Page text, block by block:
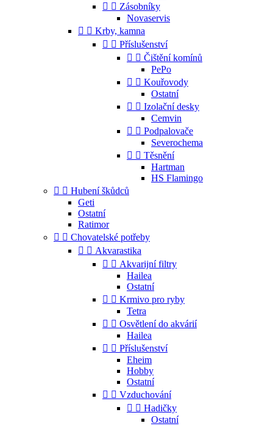
  Zásobníky
Novaservis
  Krby, kamna
  Příslušenství
  Čištění komínů
PePo
  Kouřovody
Ostatní
  Izolační desky
Cemvin
  Podpalovače
Severochema
  Těsnění
Hartman
HS Flamingo
  Hubení škůdců
Geti
Ostatní
Ratimor
  Chovatelské potřeby
  Akvarastika
  Akvarijní filtry
Hailea
Ostatní
  Krmivo pro ryby
Tetra
  Osvětlení do akvárií
Hailea
  Příslušenství
Eheim
Hobby
Ostatní
  Vzduchování
  Hadičky
Ostatní